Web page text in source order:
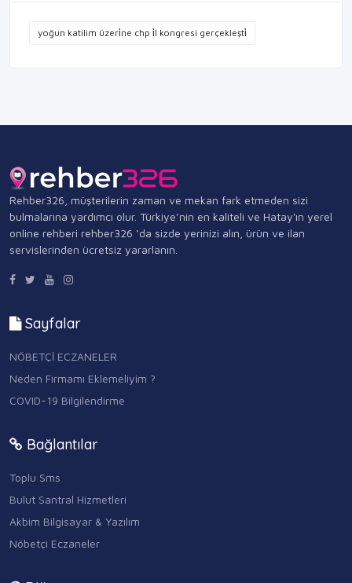
yoğun katilim üzeri̇ne chp i̇l kongresi gerçekleşti̇
Rehber326, müşterilerin zaman ve mekan fark etmeden sizi
bulmalarına yardımcı olur. Türkiye’nin en kaliteli ve Hatay'ın yerel
online rehberi rehber326 ‘da sizde yerinizi alın, ürün ve ilan
servislerinden ücretsiz yararlanın.
Sayfalar
NÖBETÇİ ECZANELER
Neden Firmamı Eklemeliyim ?
COVID-19 Bilgilendirme
Bağlantılar
Toplu Sms
Bulut Santral Hizmetleri
Akbim Bilgisayar & Yazılım
Nöbetçi Eczaneler